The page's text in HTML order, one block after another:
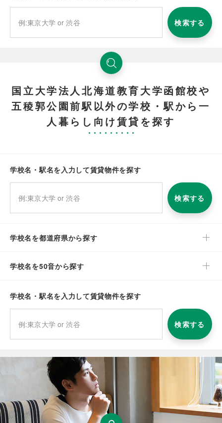
検索する
国立大学法人北海道教育大学函館校や
五稜郭公園前駅以外の学校・駅から一
人暮らし向け賃貸を探す
学校名・駅名を入力して賃貸物件を探す
検索する
学校名を都道府県から探す
学校名を50音から探す
学校名・駅名を入力して賃貸物件を探す
検索する